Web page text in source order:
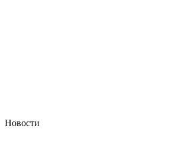
Новости